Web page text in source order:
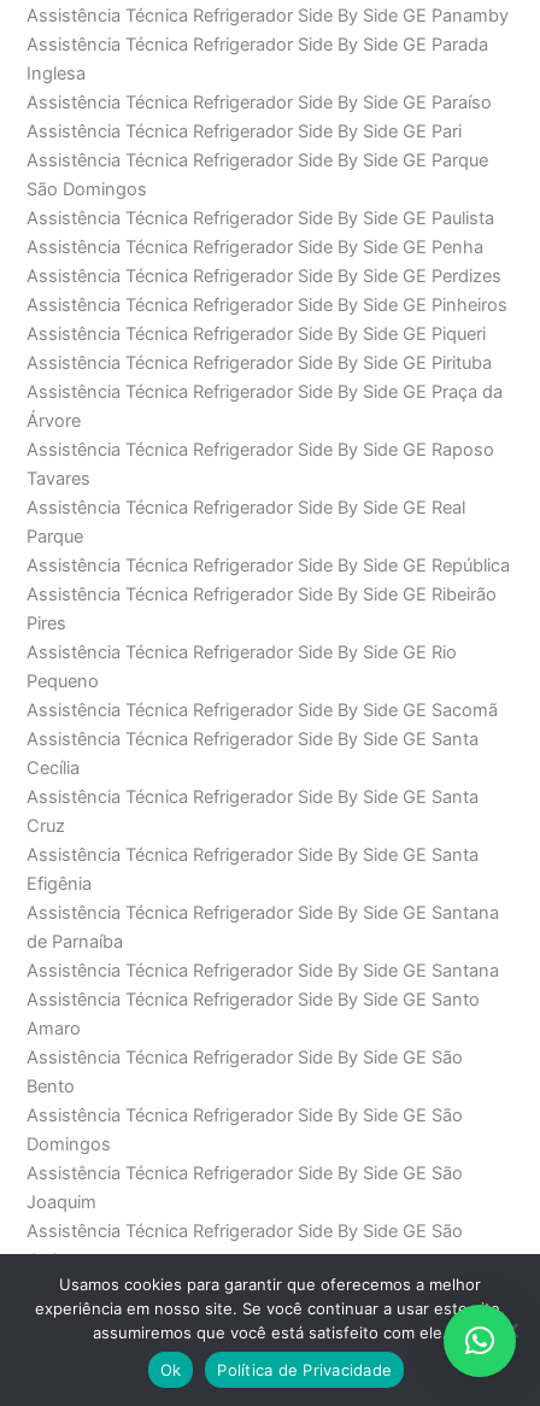
Assistência Técnica Refrigerador Side By Side GE Panamby
Assistência Técnica Refrigerador Side By Side GE Parada
Inglesa
Assistência Técnica Refrigerador Side By Side GE Paraíso
Assistência Técnica Refrigerador Side By Side GE Pari
Assistência Técnica Refrigerador Side By Side GE Parque
São Domingos
Assistência Técnica Refrigerador Side By Side GE Paulista
Assistência Técnica Refrigerador Side By Side GE Penha
Assistência Técnica Refrigerador Side By Side GE Perdizes
Assistência Técnica Refrigerador Side By Side GE Pinheiros
Assistência Técnica Refrigerador Side By Side GE Piqueri
Assistência Técnica Refrigerador Side By Side GE Pirituba
Assistência Técnica Refrigerador Side By Side GE Praça da
Árvore
Assistência Técnica Refrigerador Side By Side GE Raposo
Tavares
Assistência Técnica Refrigerador Side By Side GE Real
Parque
Assistência Técnica Refrigerador Side By Side GE República
Assistência Técnica Refrigerador Side By Side GE Ribeirão
Pires
Assistência Técnica Refrigerador Side By Side GE Rio
Pequeno
Assistência Técnica Refrigerador Side By Side GE Sacomã
Assistência Técnica Refrigerador Side By Side GE Santa
Cecília
Assistência Técnica Refrigerador Side By Side GE Santa
Cruz
Assistência Técnica Refrigerador Side By Side GE Santa
Efigênia
Assistência Técnica Refrigerador Side By Side GE Santana
de Parnaíba
Assistência Técnica Refrigerador Side By Side GE Santana
Assistência Técnica Refrigerador Side By Side GE Santo
Amaro
Assistência Técnica Refrigerador Side By Side GE São
Bento
Assistência Técnica Refrigerador Side By Side GE São
Domingos
Assistência Técnica Refrigerador Side By Side GE São
Joaquim
Assistência Técnica Refrigerador Side By Side GE São
Judas
Assistência Técnica Refrigerador Side By Side GE São Paulo
Assistência Técnica Refrigerador Side By Side GE Saúde
Assistência Técnica Refrigerador Side By Side GE SP
Assistência Técnica Refrigerador Side By Side GE Sumaré
Usamos cookies para garantir que oferecemos a melhor
experiência em nosso site. Se você continuar a usar este site,
assumiremos que você está satisfeito com ele.
Ok
Política de Privacidade